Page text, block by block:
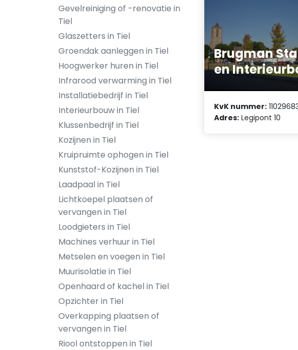
Gevelreiniging of -renovatie in
Tiel
Glaszetters in Tiel
Groendak aanleggen in Tiel
Hoogwerker huren in Tiel
Infrarood verwarming in Tiel
Installatiebedrijf in Tiel
Interieurbouw in Tiel
Klussenbedrijf in Tiel
Kozijnen in Tiel
Kruipruimte ophogen in Tiel
Kunststof-Kozijnen in Tiel
Laadpaal in Tiel
Lichtkoepel plaatsen of
vervangen in Tiel
Loodgieters in Tiel
Machines verhuur in Tiel
Metselen en voegen in Tiel
Muurisolatie in Tiel
Openhaard of kachel in Tiel
Opzichter in Tiel
Overkapping plaatsen of
vervangen in Tiel
Riool ontstoppen in Tiel
Brugman
en
KvK nummer:
Adres: Legipont 10